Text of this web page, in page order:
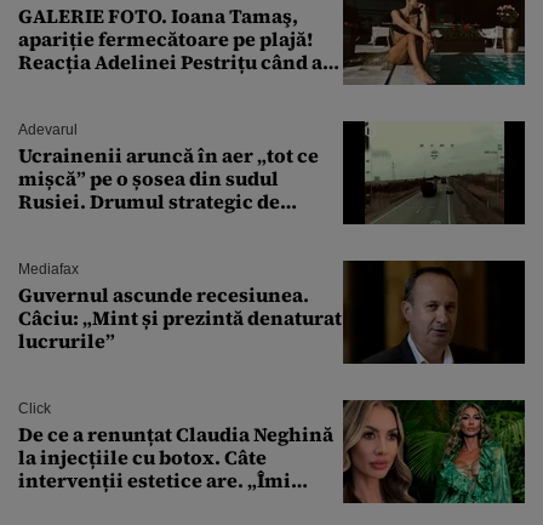
GALERIE FOTO. Ioana Tamaş,
apariție fermecătoare pe plajă!
Reacția Adelinei Pestrițu când a
Adevarul
Ucrainenii aruncă în aer „tot ce
mișcă” pe o șosea din sudul
Rusiei. Drumul strategic de
Mediafax
Guvernul ascunde recesiunea.
Câciu: „Mint și prezintă denaturat
lucrurile”
Click
De ce a renunțat Claudia Neghină
la injecțiile cu botox. Câte
intervenții estetice are. „Îmi